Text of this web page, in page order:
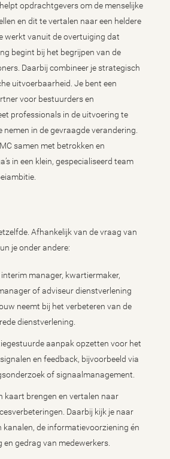
opdrachtgevers om de menselijke
en dit te vertalen naar een heldere
werkt vanuit de overtuiging dat
begint bij het begrijpen van de
Daarbij combineer je strategisch
uitvoerbaarheid. Je bent een
voor bestuurders en
professionals in de uitvoering te
nemen in de gevraagde verandering.
samen met betrokken en
in een klein, gespecialiseerd team
Afhankelijk van de vraag van
je onder andere:
manager, kwartiermaker,
of adviseur dienstverlening
neemt bij het verbeteren van de
dienstverlening.
aanpak opzetten voor het
en feedback, bijvoorbeeld via
of signaalmanagement.
kaart brengen en vertalen naar
Daarbij kijk je naar
kanalen, de informatievoorziening én
en gedrag van medewerkers.